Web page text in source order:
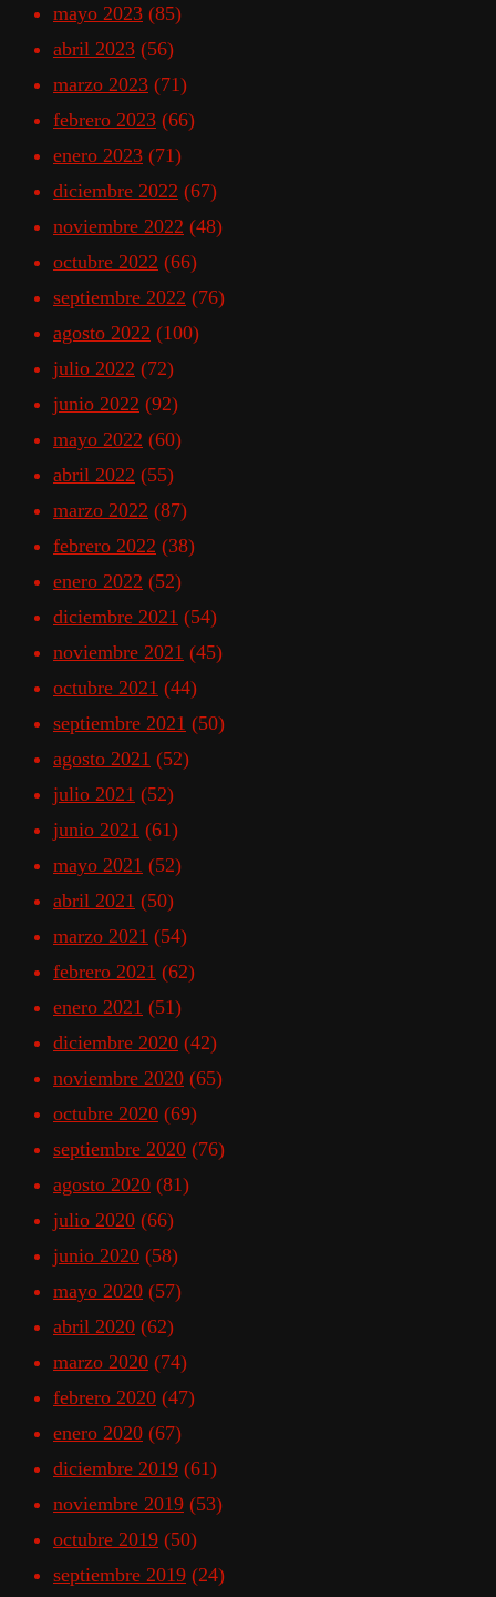
mayo 2023 (85)
abril 2023 (56)
marzo 2023 (71)
febrero 2023 (66)
enero 2023 (71)
diciembre 2022 (67)
noviembre 2022 (48)
octubre 2022 (66)
septiembre 2022 (76)
agosto 2022 (100)
julio 2022 (72)
junio 2022 (92)
mayo 2022 (60)
abril 2022 (55)
marzo 2022 (87)
febrero 2022 (38)
enero 2022 (52)
diciembre 2021 (54)
noviembre 2021 (45)
octubre 2021 (44)
septiembre 2021 (50)
agosto 2021 (52)
julio 2021 (52)
junio 2021 (61)
mayo 2021 (52)
abril 2021 (50)
marzo 2021 (54)
febrero 2021 (62)
enero 2021 (51)
diciembre 2020 (42)
noviembre 2020 (65)
octubre 2020 (69)
septiembre 2020 (76)
agosto 2020 (81)
julio 2020 (66)
junio 2020 (58)
mayo 2020 (57)
abril 2020 (62)
marzo 2020 (74)
febrero 2020 (47)
enero 2020 (67)
diciembre 2019 (61)
noviembre 2019 (53)
octubre 2019 (50)
septiembre 2019 (24)